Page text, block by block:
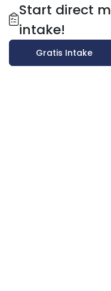
Start direct
intake!
Gratis Intake